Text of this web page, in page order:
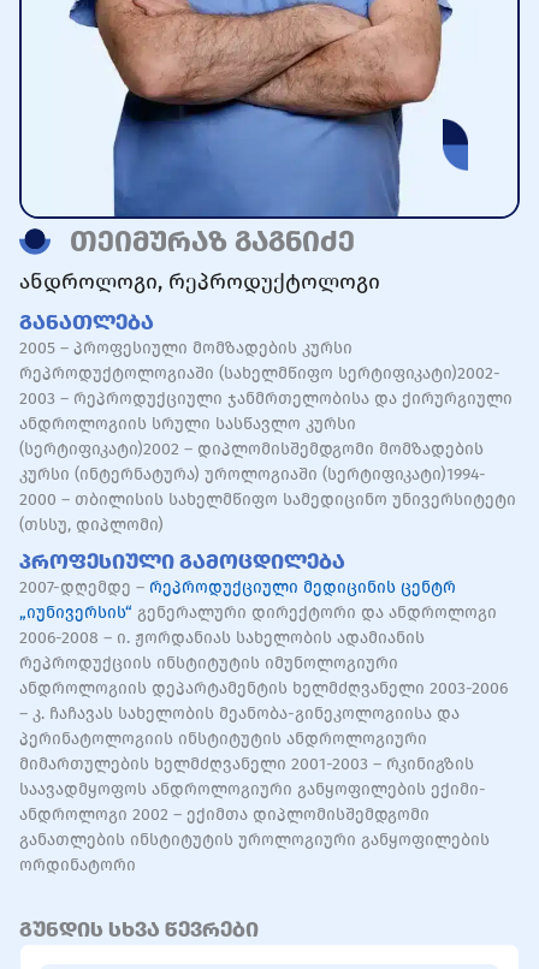
თეიმურაზ გაგნიძე
ანდროლოგი, რეპროდუქტოლოგი
Განათლება
2005 – პროფესიული მომზადების კურსი
რეპროდუქტოლოგიაში (სახელმწიფო სერტიფიკატი)2002-
2003 – რეპროდუქციული ჯანმრთელობისა და ქირურგიული
ანდროლოგიის სრული სასწავლო კურსი
(სერტიფიკატი)2002 – დიპლომისშემდგომი მომზადების
კურსი (ინტერნატურა) უროლოგიაში (სერტიფიკატი)1994-
2000 – თბილისის სახელმწიფო სამედიცინო უნივერსიტეტი
(თსსუ, დიპლომი)
Პროფესიული Გამოცდილება
2007-დღემდე – რეპროდუქციული მედიცინის ცენტრ
„იუნივერსის“ გენერალური დირექტორი და ანდროლოგი
2006-2008 – ი. ჟორდანიას სახელობის ადამიანის
რეპროდუქციის ინსტიტუტის იმუნოლოგიური
ანდროლოგიის დეპარტამენტის ხელმძღვანელი 2003-2006
– კ. ჩაჩავას სახელობის მეანობა-გინეკოლოგიისა და
პერინატოლოგიის ინსტიტუტის ანდროლოგიური
მიმართულების ხელმძღვანელი 2001-2003 – რკინიგზის
საავადმყოფოს ანდროლოგიური განყოფილების ექიმი-
ანდროლოგი 2002 – ექიმთა დიპლომისშემდგომი
განათლების ინსტიტუტის უროლოგიური განყოფილების
ორდინატორი
გუნდის სხვა წევრები